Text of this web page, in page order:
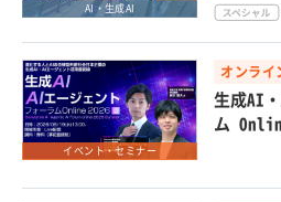
AI・生成AI
イベント・セミナー
オンライ
生成AI
ム